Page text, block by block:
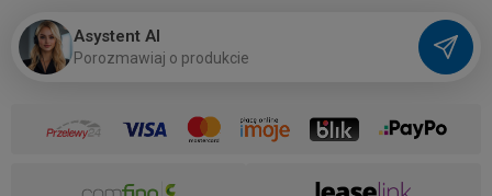
Asystent AI
Porozmawiaj o produkcie